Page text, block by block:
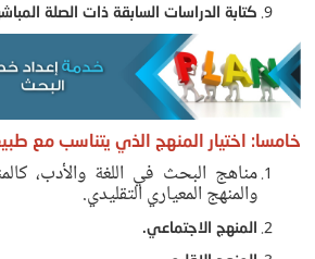
كتابة الدراسات السابقة ذات الصلة
خامسا: اختيار المنهج الذي يتناسب مع
مناهج البحث في اللغة والأدب،
والمنهج المعياري التقليدي.
المنهج الاجتماعي.